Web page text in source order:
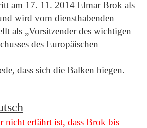
am 17. 11. 2014 Elmar Brok als
wird vom diensthabenden
als „Vorsitzender des wichtigen
des Europäischen
dass sich die Balken biegen.
nicht erfährt ist, dass Brok bis